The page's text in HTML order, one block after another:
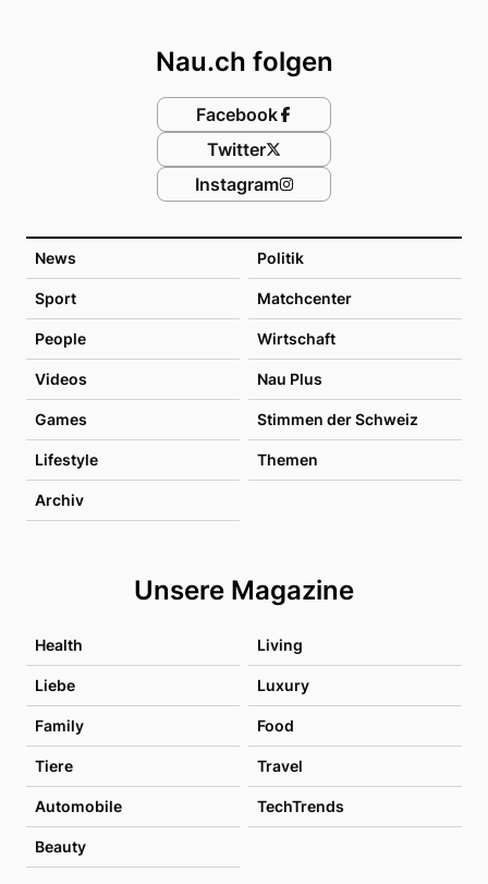
News Politik
Sport Matchcenter
People Wirtschaft
Videos Nau Plus
Games Stimmen der Schweiz
Lifestyle Themen
Archiv
Unsere Magazine
Health Living
Liebe Luxury
Family Food
Tiere Travel
Automobile TechTrends
Beauty
Nau.ch folgen
Facebook
Twitter
Instagram